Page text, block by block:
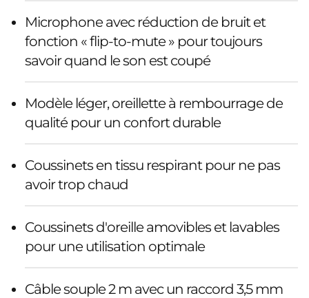
Microphone avec réduction de bruit et
fonction « flip-to-mute » pour toujours
savoir quand le son est coupé
Modèle léger, oreillette à rembourrage de
qualité pour un confort durable
Coussinets en tissu respirant pour ne pas
avoir trop chaud
Coussinets d'oreille amovibles et lavables
pour une utilisation optimale
Câble souple 2 m avec un raccord 3,5 mm